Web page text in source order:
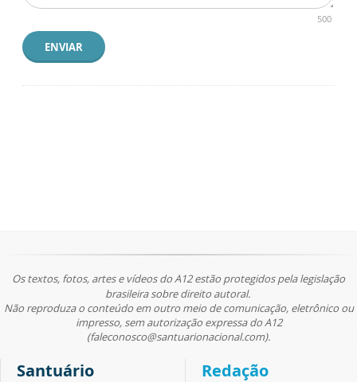
500
ENVIAR
Os textos, fotos, artes e vídeos do A12 estão protegidos pela legislação
brasileira sobre direito autoral.
Não reproduza o conteúdo em outro meio de comunicação, eletrônico ou
impresso, sem autorização expressa do A12
(faleconosco@santuarionacional.com).
Santuário Redação